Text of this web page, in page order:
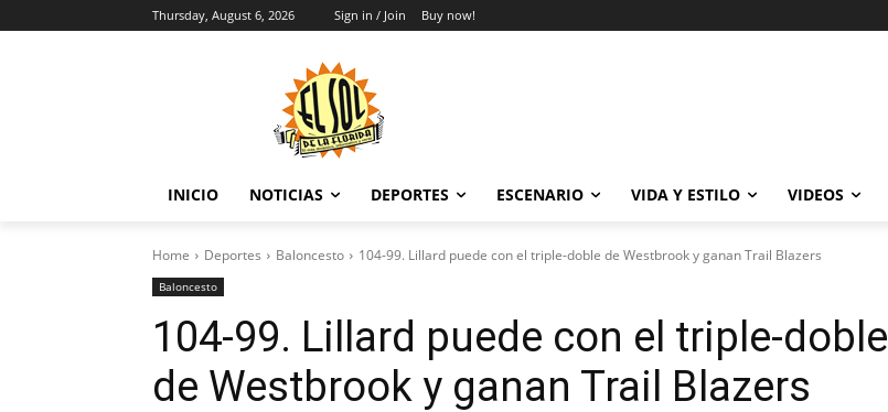
Thursday, August 6, 2026 Sign in / Join Buy now!
INICIO NOTICIAS DEPORTES ESCENARIO VIDA Y ESTILO VIDEOS
Home Deportes Baloncesto 104-99. Lillard puede con el triple-doble de Westbrook y ganan Trail Blazers
Baloncesto
104-99. Lillard puede con el triple-doble
de Westbrook y ganan Trail Blazers